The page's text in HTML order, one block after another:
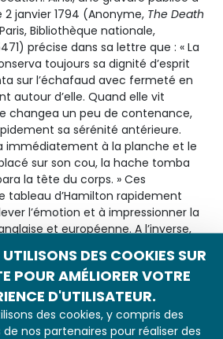
DES COOKIES SUR
POUR AMÉLIORER VOTRE
D'UTILISATEUR.
des cookies, y compris des
de nos partenaires pour réaliser des
2 janvier 1794 (Anonyme, The Death
Bibliothèque nationale,
précise dans sa lettre que : « La
toujours sa dignité d’esprit
sur l’échafaud avec fermeté en
autour d’elle. Quand elle vit
changea un peu de contenance,
sa sérénité antérieure.
immédiatement à la planche et le
sur son cou, la hache tomba
la tête du corps. » Ces
tableau d’Hamilton rapidement
l’émotion et à impressionner la
et européenne. A l’inverse,
française représentera la
le début d’une ère nouvelle